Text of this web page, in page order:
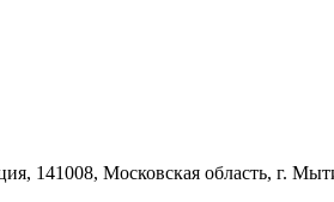
141008, Московская область, г.